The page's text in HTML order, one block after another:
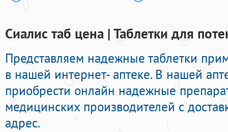
Сиалис таб цена | Таблетки для
Представляем надежные таблетки
в нашей интернет- аптеке. В нашей
приобрести онлайн надежные
медицинских производителей с
адрес.